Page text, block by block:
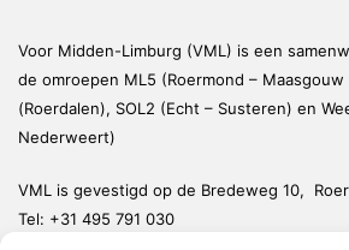
Voor Midden-Limburg (VML) is een
de omroepen ML5 (Roermond – Maasgouw
(Roerdalen), SOL2 (Echt – Susteren) en
Nederweert)
VML is gevestigd op de Bredeweg 10,
Tel: +31 495 791 030